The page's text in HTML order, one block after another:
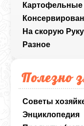
На скорую Руку
Разное
Полезно
Советы
Энциклопедия